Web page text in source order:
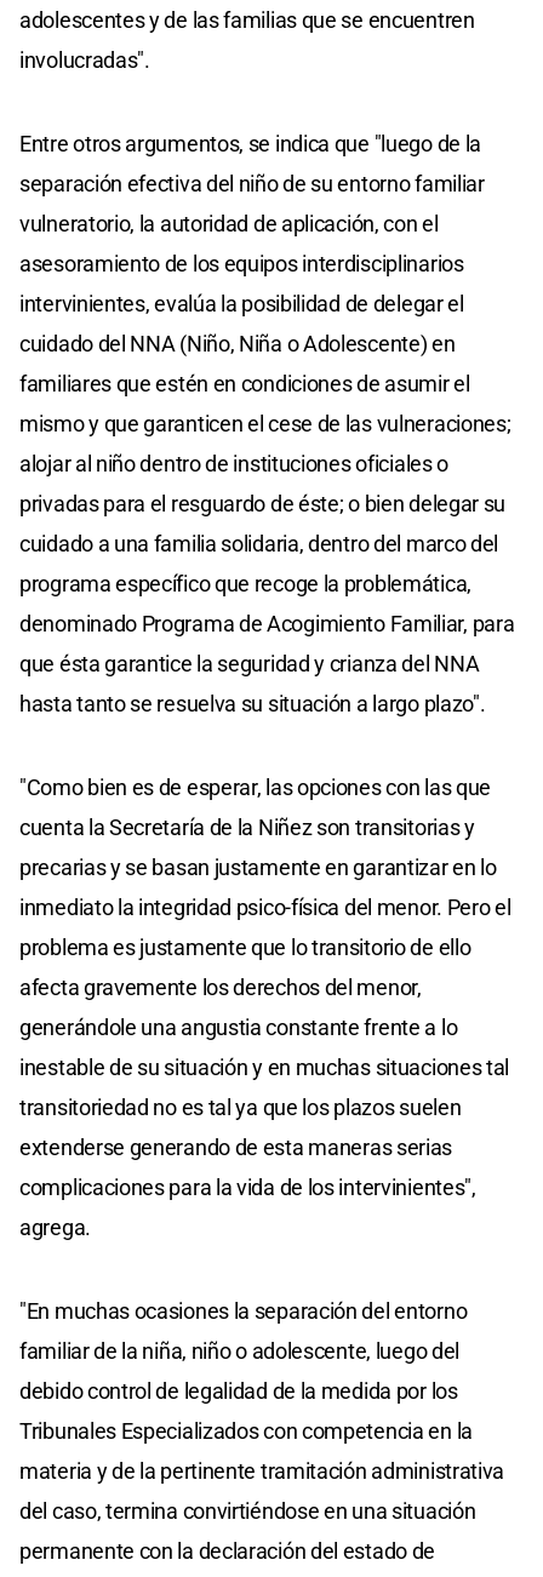
adolescentes y de las familias que se encuentren
involucradas".
Entre otros argumentos, se indica que "luego de la
separación efectiva del niño de su entorno familiar
vulneratorio, la autoridad de aplicación, con el
asesoramiento de los equipos interdisciplinarios
intervinientes, evalúa la posibilidad de delegar el
cuidado del NNA (Niño, Niña o Adolescente) en
familiares que estén en condiciones de asumir el
mismo y que garanticen el cese de las vulneraciones;
alojar al niño dentro de instituciones oficiales o
privadas para el resguardo de éste; o bien delegar su
cuidado a una familia solidaria, dentro del marco del
programa específico que recoge la problemática,
denominado Programa de Acogimiento Familiar, para
que ésta garantice la seguridad y crianza del NNA
hasta tanto se resuelva su situación a largo plazo".
"Como bien es de esperar, las opciones con las que
cuenta la Secretaría de la Niñez son transitorias y
precarias y se basan justamente en garantizar en lo
inmediato la integridad psico-física del menor. Pero el
problema es justamente que lo transitorio de ello
afecta gravemente los derechos del menor,
generándole una angustia constante frente a lo
inestable de su situación y en muchas situaciones tal
transitoriedad no es tal ya que los plazos suelen
extenderse generando de esta maneras serias
complicaciones para la vida de los intervinientes",
agrega.
"En muchas ocasiones la separación del entorno
familiar de la niña, niño o adolescente, luego del
debido control de legalidad de la medida por los
Tribunales Especializados con competencia en la
materia y de la pertinente tramitación administrativa
del caso, termina convirtiéndose en una situación
permanente con la declaración del estado de